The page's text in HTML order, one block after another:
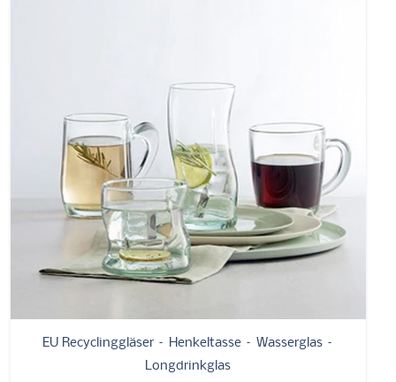
EU Recyclinggläser – Henkeltasse – Wasserglas –
Longdrinkglas